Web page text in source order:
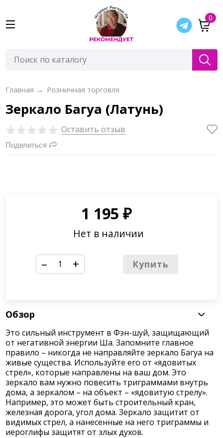
0
Главная → Розничная торговля
Зеркало Багуа (Латунь)
Оставить отзыв
Поделиться
1 195₽
Нет в наличии
– + Купить
Обзор
Это сильный инструмент в Фэн-шуй, защищающий
от негативной энергии Ша. Запомните главное
правило – никогда не направляйте зеркало Багуа на
живые существа. Используйте его от «ядовитых
стрел», которые направлены на ваш дом. Это
зеркало вам нужно повесить триграммами внутрь
дома, а зеркалом – на объект – «ядовитую стрелу».
Например, это может быть строительный кран,
железная дорога, угол дома. Зеркало защитит от
видимых стрел, а нанесенные на него триграммы и
иероглифы защитят от злых духов.